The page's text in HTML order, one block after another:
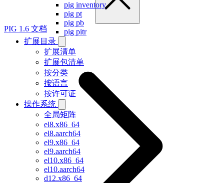
pig inventory
pig pt
pig pb
pig pitr
扩展目录
扩展清单
扩展包清单
按分类
按语言
按许可证
操作系统
全局矩阵
el8.x86_64
el8.aarch64
el9.x86_64
el9.aarch64
el10.x86_64
el10.aarch64
d12.x86_64
PIG 1.6 文档